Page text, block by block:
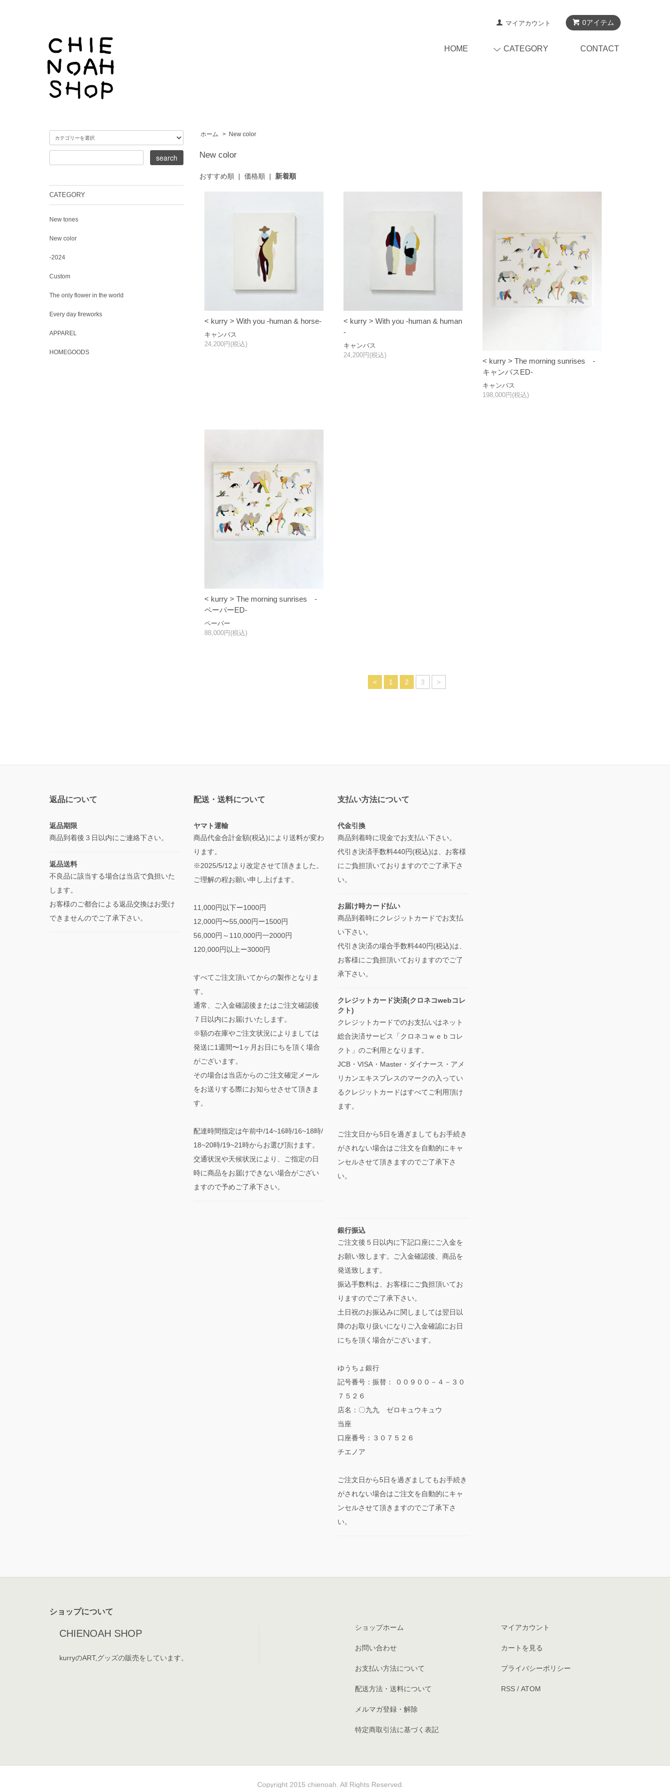
0アイテム
マイアカウント
HOME CATEGORY CONTACT
ホーム > New color
New color
おすすめ順| 価格順| 新着順
< kurry > With you -human & horse-
キャンバス
24,200円(税込)
< kurry > With you -human & human
-
キャンバス
24,200円(税込)
< kurry > The morning sunrises -
キャンバスED-
キャンバス
198,000円(税込)
< kurry > The morning sunrises -
ペーパーED-
ペーパー
88,000円(税込)
< 1 2 3 >
CATEGORY
New tones
New color
-2024
Custom
The only flower in the world
Every day fireworks
APPAREL
HOMEGOODS
返品について
返品期限
商品到着後３日以内にご連絡下さい。
返品送料
不良品に該当する場合は当店で負担いた
します。
お客様のご都合による返品交換はお受け
できませんのでご了承下さい。
配送・送料について
ヤマト運輸
商品代金合計金額(税込)により送料が変わ
ります。
※2025/5/12より改定させて頂きました。
ご理解の程お願い申し上げます。
11,000円以下ー1000円
12,000円〜55,000円ー1500円
56,000円～110,000円一2000円
120,000円以上ー3000円
すべてご注文頂いてからの製作となりま
す。
通常、ご入金確認後またはご注文確認後
７日以内にお届けいたします。
※額の在庫やご注文状況によりましては
発送に1週間〜1ヶ月お日にちを頂く場合
がございます。
その場合は当店からのご注文確定メール
をお送りする際にお知らせさせて頂きま
す。
配達時間指定は午前中/14~16時/16~18時/
18~20時/19~21時からお選び頂けます。
交通状況や天候状況により、ご指定の日
時に商品をお届けできない場合がござい
ますので予めご了承下さい。
支払い方法について
代金引換
商品到着時に現金でお支払い下さい。
代引き決済手数料440円(税込)は、お客様
にご負担頂いておりますのでご了承下さ
い。
お届け時カード払い
商品到着時にクレジットカードでお支払
い下さい。
代引き決済の場合手数料440円(税込)は、
お客様にご負担頂いておりますのでご了
承下さい。
クレジットカード決済(クロネコwebコレ
クト)
クレジットカードでのお支払いはネット
総合決済サービス「クロネコｗｅｂコレ
クト」のご利用となります。
JCB・VISA・Master・ダイナース・アメ
リカンエキスプレスのマークの入ってい
るクレジットカードはすべてご利用頂け
ます。
ご注文日から5日を過ぎましてもお手続き
がされない場合はご注文を自動的にキャ
ンセルさせて頂きますのでご了承下さ
い。
銀行振込
ご注文後５日以内に下記口座にご入金を
お願い致します。ご入金確認後、商品を
発送致します。
振込手数料は、お客様にご負担頂いてお
りますのでご了承下さい。
土日祝のお振込みに関しましては翌日以
降のお取り扱いになりご入金確認にお日
にちを頂く場合がございます。
ゆうちょ銀行
記号番号：振替： ００９００－４－３０
７５２６
店名：〇九九 ゼロキュウキュウ
当座
口座番号：３０７５２６
チエノア
ご注文日から5日を過ぎましてもお手続き
がされない場合はご注文を自動的にキャ
ンセルさせて頂きますのでご了承下さ
い。
ショップについて
CHIENOAH SHOP
kurryのART,グッズの販売をしています。
ショップホーム
お問い合わせ
お支払い方法について
配送方法・送料について
メルマガ登録・解除
特定商取引法に基づく表記
マイアカウント
カートを見る
プライバシーポリシー
RSS/ ATOM
Copyright 2015 chienoah. All Rights Reserved.